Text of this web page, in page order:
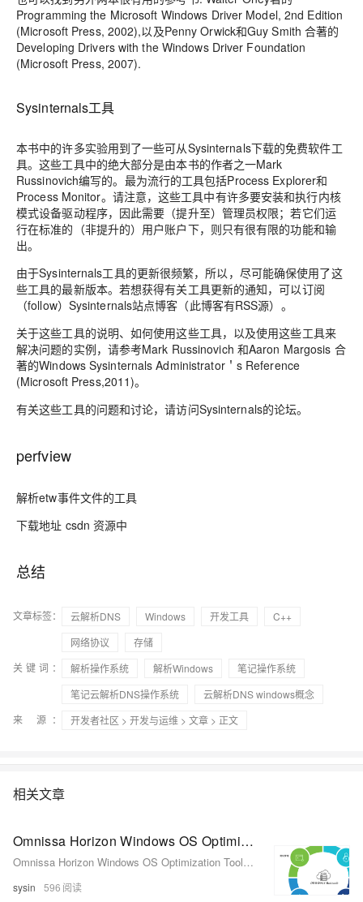
Programming the Microsoft Windows Driver Model, 2nd Edition
(Microsoft Press, 2002),以及Penny Orwick和Guy Smith 合著的
Developing Drivers with the Windows Driver Foundation
(Microsoft Press, 2007).
Sysinternals工具
本书中的许多实验用到了一些可从Sysinternals下载的免费软件工
具。这些工具中的绝大部分是由本书的作者之一Mark
Russinovich编写的。最为流行的工具包括Process Explorer和
Process Monitor。请注意，这些工具中有许多要安装和执行内核
模式设备驱动程序，因此需要（提升至）管理员权限；若它们运
行在标准的（非提升的）用户账户下，则只有很有限的功能和输
出。
由于Sysinternals工具的更新很频繁，所以，尽可能确保使用了这
些工具的最新版本。若想获得有关工具更新的通知，可以订阅
（follow）Sysinternals站点博客（此博客有RSS源）。
关于这些工具的说明、如何使用这些工具，以及使用这些工具来
解决问题的实例，请参考Mark Russinovich 和Aaron Margosis 合
著的Windows Sysinternals Administrator＇s Reference
(Microsoft Press,2011)。
有关这些工具的问题和讨论，请访问Sysinternals的论坛。
perfview
解析etw事件文件的工具
下载地址 csdn 资源中
总结
文章标签： 云解析DNS Windows 开发工具
C++
网络协议
存储
关键词：
解析操作系统 解析Windows
笔记操作系统
笔记云解析DNS操作系统
云解析DNS windows概念
来 源：
开发者社区 > 开发与运维 > 文章 > 正文
相关文章
Omnissa Horizon Windows OS Optimization Tool 2503 - Windows 系统映像优化工具
Omnissa Horizon Windows OS Optimization Tool 2503 - Windows 系统映像优化工具
sysin 596